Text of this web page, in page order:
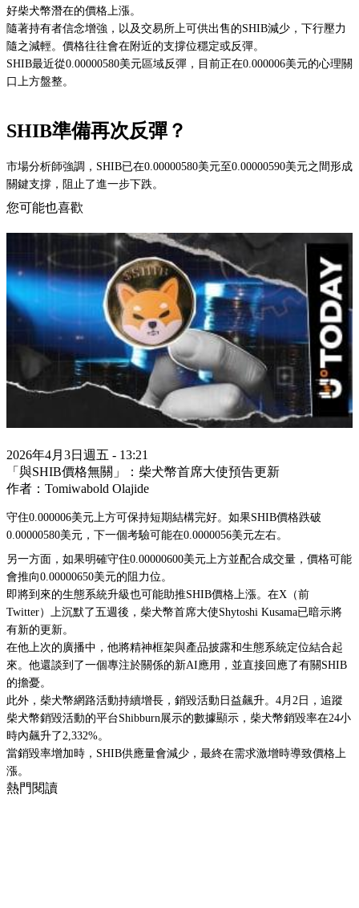
好柴犬幣潛在的價格上漲。
隨著持有者信念增強，以及交易所上可供出售的SHIB減少，下行壓力
隨之減輕。價格往往會在附近的支撐位穩定或反彈。
SHIB最近從0.00000580美元區域反彈，目前正在0.000006美元的心理關
口上方盤整。
SHIB準備再次反彈？
市場分析師強調，SHIB已在0.00000580美元至0.00000590美元之間形成
關鍵支撐，阻止了進一步下跌。
您可能也喜歡
2026年4月3日週五 - 13:21
「與SHIB價格無關」：柴犬幣首席大使預告更新
作者：Tomiwabold Olajide
守住0.000006美元上方可保持短期結構完好。如果SHIB價格跌破
0.00000580美元，下一個考驗可能在0.0000056美元左右。
另一方面，如果明確守住0.00000600美元上方並配合成交量，價格可能
會推向0.00000650美元的阻力位。
即將到來的生態系統升級也可能助推SHIB價格上漲。在X（前
Twitter）上沉默了五週後，柴犬幣首席大使Shytoshi Kusama已暗示將
有新的更新。
在他上次的廣播中，他將精神框架與產品披露和生態系統定位結合起
來。他還談到了一個專注於關係的新AI應用，並直接回應了有關SHIB
的擔憂。
此外，柴犬幣網路活動持續增長，銷毀活動日益飆升。4月2日，追蹤
柴犬幣銷毀活動的平台Shibburn展示的數據顯示，柴犬幣銷毀率在24小
時內飆升了2,332%。
當銷毀率增加時，SHIB供應量會減少，最終在需求激增時導致價格上
漲。
熱門閱讀